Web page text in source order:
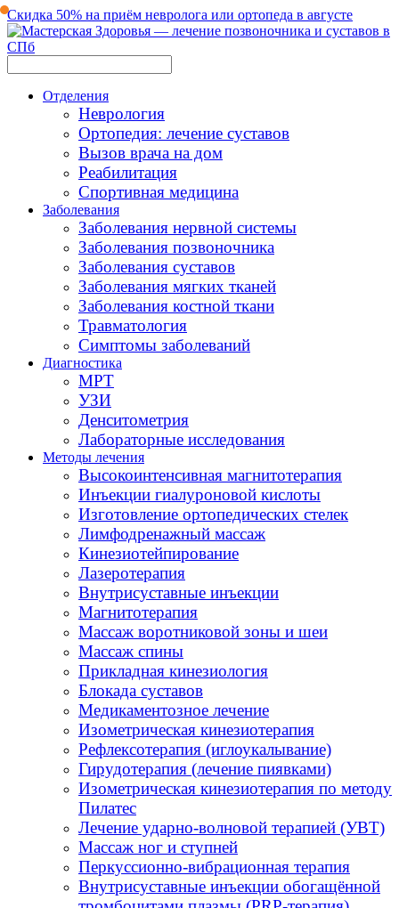
Скидка 50% на приём невролога или ортопеда в августе
Отделения
Неврология
Ортопедия: лечение суставов
Вызов врача на дом
Реабилитация
Спортивная медицина
Заболевания
Заболевания нервной системы
Заболевания позвоночника
Заболевания суставов
Заболевания мягких тканей
Заболевания костной ткани
Травматология
Симптомы заболеваний
Диагностика
МРТ
УЗИ
Денситометрия
Лабораторные исследования
Методы лечения
Высокоинтенсивная магнитотерапия
Инъекции гиалуроновой кислоты
Изготовление ортопедических стелек
Лимфодренажный массаж
Кинезиотейпирование
Лазеротерапия
Внутрисуставные инъекции
Магнитотерапия
Массаж воротниковой зоны и шеи
Массаж спины
Прикладная кинезиология
Блокада суставов
Медикаментозное лечение
Изометрическая кинезиотерапия
Рефлексотерапия (иглоукалывание)
Гирудотерапия (лечение пиявками)
Изометрическая кинезиотерапия по методу
Пилатес
Лечение ударно-волновой терапией (УВТ)
Массаж ног и ступней
Перкуссионно-вибрационная терапия
Внутрисуставные инъекции обогащённой